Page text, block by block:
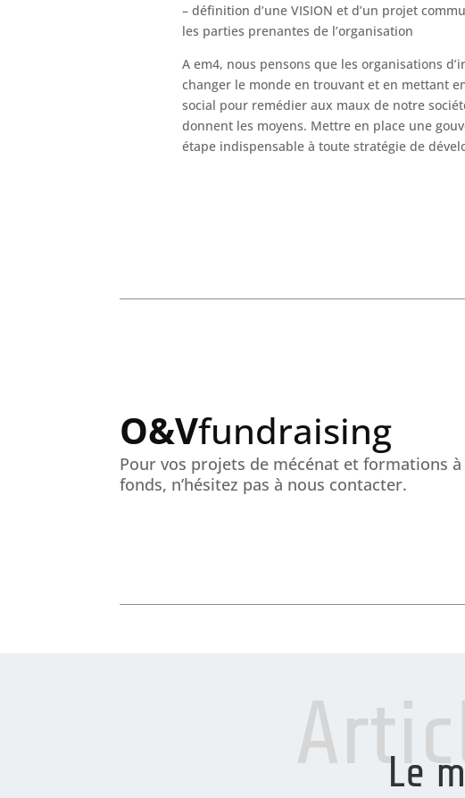
– définition d’une VISION et d’un projet
les parties prenantes de l’organisation
A em4, nous pensons que les organisations
changer le monde en trouvant et en mettant
social pour remédier aux maux de notre
donnent les moyens. Mettre en place une
étape indispensable à toute stratégie de
O&Vfundraising
Pour vos projets de mécénat et formations
fonds, n’hésitez pas à nous contacter.
Le